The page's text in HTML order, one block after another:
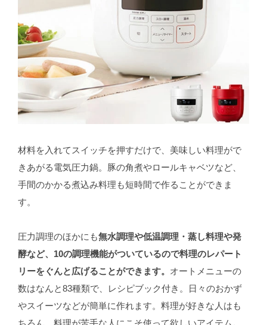
材料を入れてスイッチを押すだけで、美味しい料理がで
きあがる電気圧力鍋。豚の角煮やロールキャベツなど、
手間のかかる煮込み料理も短時間で作ることができま
す。
圧力調理のほかにも無水調理や低温調理・蒸し料理や発
酵など、10の調理機能がついているので料理のレパート
リーをぐんと広げることができます。 オートメニューの
数はなんと83種類で、レシピブック付き。日々のおかず
やスイーツなどが簡単に作れます。料理が好きな人はも